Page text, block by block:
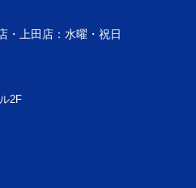
・上田店：水曜・祝日
2F